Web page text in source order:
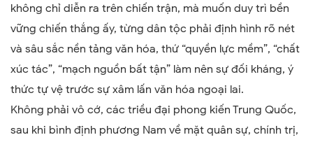
không chỉ diễn ra trên chiến trận, mà muốn duy trì bền
vững chiến thắng ấy, từng dân tộc phải định hình rõ nét
và sâu sắc nền tảng văn hóa, thứ “quyền lực mềm”, “chất
xúc tác”, “mạch nguồn bất tận” làm nên sự đối kháng, ý
thức tự vệ trước sự xâm lấn văn hóa ngoại lai.
Không phải vô cớ, các triều đại phong kiến Trung Quốc,
sau khi bình định phương Nam về mặt quân sự, chính trị,